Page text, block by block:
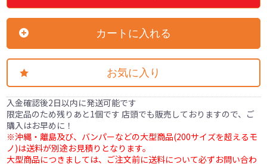
カートに入れる
お気に入り
入金確認後2日以内に発送可能です
限定品のため残りあと1個です 店頭でも販売しておりますので、ご
購入はお早めに！
※沖縄・離島及び、バンパーなどの大型商品(200サイズを超えるモ
ノ)は送料が別途お見積りとなります。
大型商品につきましては、ご注文前に送料について必ずお問い合わ